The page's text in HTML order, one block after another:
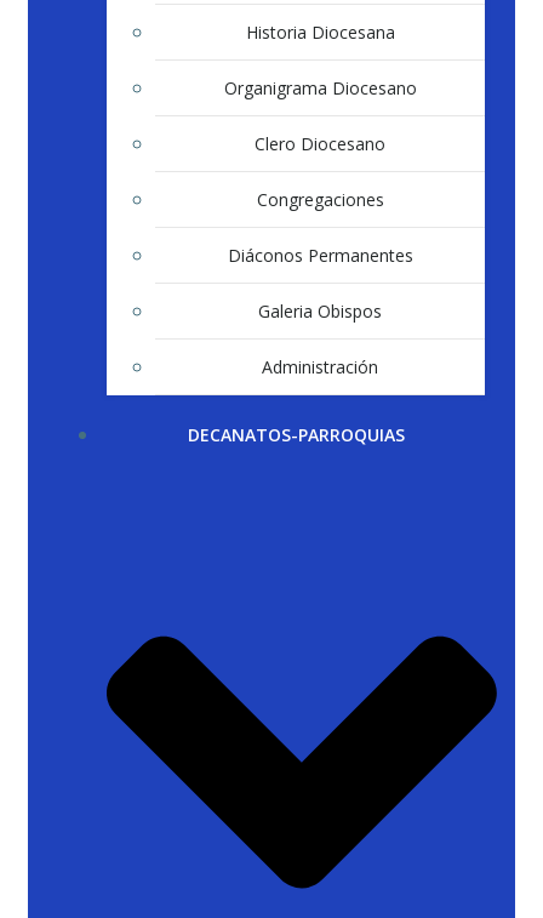
Historia Diocesana
Organigrama Diocesano
Clero Diocesano
Congregaciones
Diáconos Permanentes
Galeria Obispos
Administración
DECANATOS-PARROQUIAS